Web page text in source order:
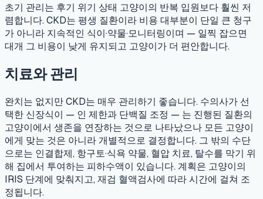
초기 관리는 후기 위기 상태 고양이의 반복 입원보다 훨씬 저
렴합니다. CKD는 평생 질환이라 비용 대부분이 단일 큰 청구
가 아니라 지속적인 식이·약물·모니터링이며 — 일찍 잡으면
대개 그 비용이 낮게 유지되고 고양이가 더 편안합니다.
치료와 관리
완치는 없지만 CKD는 매우 관리하기 좋습니다. 수의사가 선
택한 신장식이 — 인 제한과 단백질 조정 — 는 진행된 질환의
고양이에서 생존을 연장하는 것으로 나타났으나 모든 고양이
에게 맞는 것은 아니라 개별적으로 결정합니다. 그 밖의 수단
으로는 인결합제, 항구토·식욕 약물, 혈압 치료, 탈수를 막기 위
해 집에서 투여하는 피하수액이 있습니다. 계획은 고양이의
IRIS 단계에 맞춰지고, 재검 혈액검사에 따라 시간에 걸쳐 조
정됩니다.